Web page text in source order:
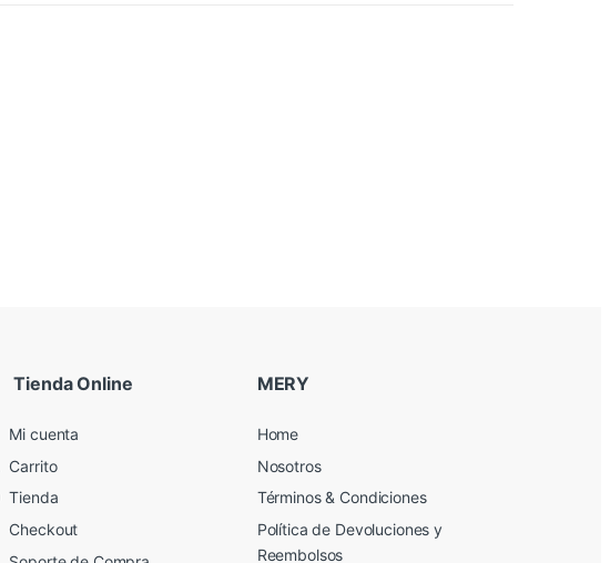
Tienda Online
Mi cuenta
Carrito
Tienda
Checkout
MERY
Home
Nosotros
Términos & Condiciones
Política de Devoluciones y
Reembolsos